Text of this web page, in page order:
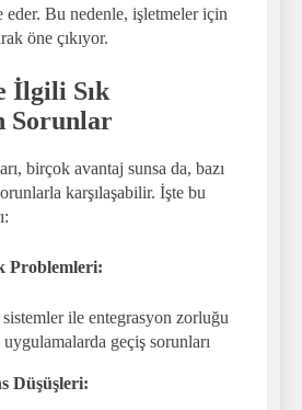
Bu nedenle, işletmeler için
öne çıkıyor.
İlgili Sık
Sorunlar
birçok avantaj sunsa da, bazı
karşılaşabilir. İşte bu
Problemleri:
ile entegrasyon zorluğu
geçiş sorunları
Düşüşleri: